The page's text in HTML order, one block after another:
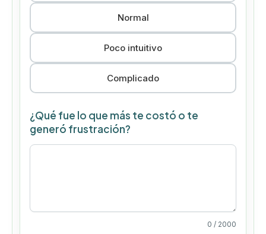
Normal
Poco intuitivo
Complicado
¿Qué fue lo que más te costó o te
generó frustración?
0 / 2000